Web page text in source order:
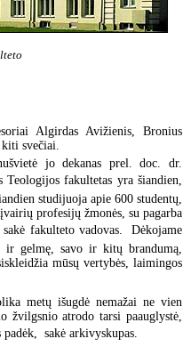
Algirdas Avižienis, Bronius
svečiai.
jo dekanas prel. doc. dr.
Teologijos fakultetas yra šiandien,
studijuoja apie 600 studentų,
profesijų žmonės, su pagarba
fakulteto vadovas.  Dėkojame
ir gelmę, savo ir kitų brandumą,
mūsų vertybės, laimingos
metų išugdė nemažai ne vien
atrodo tarsi paauglystė,
 sakė arkivyskupas.